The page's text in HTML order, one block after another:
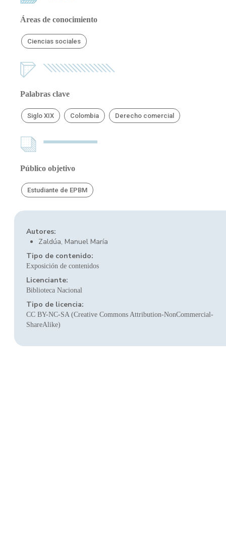
Áreas de conocimiento
Ciencias sociales
Palabras clave
Siglo XIX Colombia Derecho comercial
Público objetivo
Estudiante de EPBM
Autores:
Zaldúa, Manuel María
Tipo de contenido:
Exposición de contenidos
Licenciante:
Biblioteca Nacional
Tipo de licencia:
CC BY-NC-SA (Creative Commons Attribution-NonCommercial-
ShareAlike)